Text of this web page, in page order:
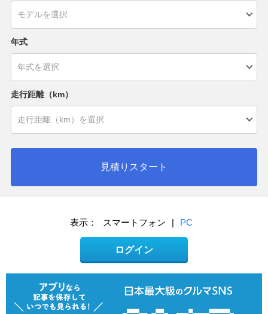
年式
走行距離（km）
見積りスタート
表示： スマートフォン | PC
ログイン